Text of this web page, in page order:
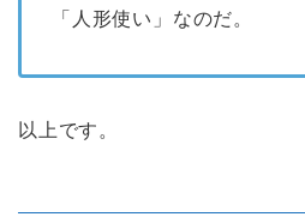
「人形使い」なのだ。
以上です。